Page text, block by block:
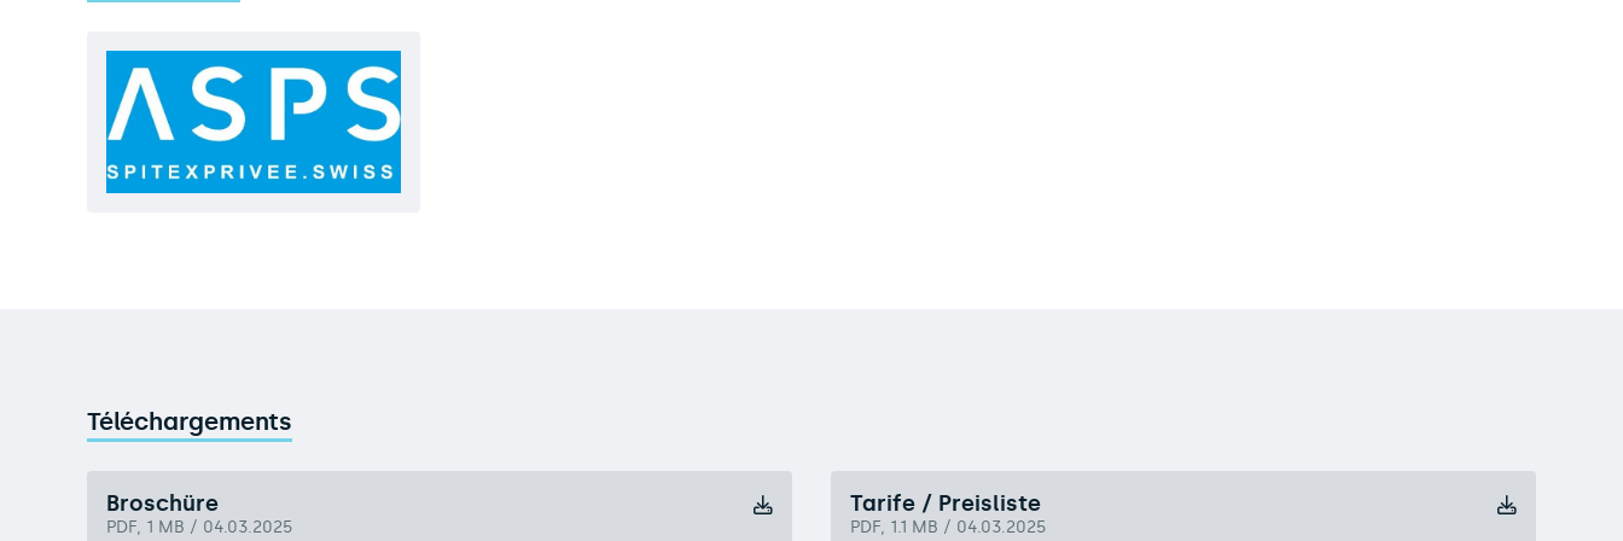
Téléchargements
Broschüre
PDF, 1 MB / 04.03.2025
Tarife / Preisliste
PDF, 1.1 MB / 04.03.2025